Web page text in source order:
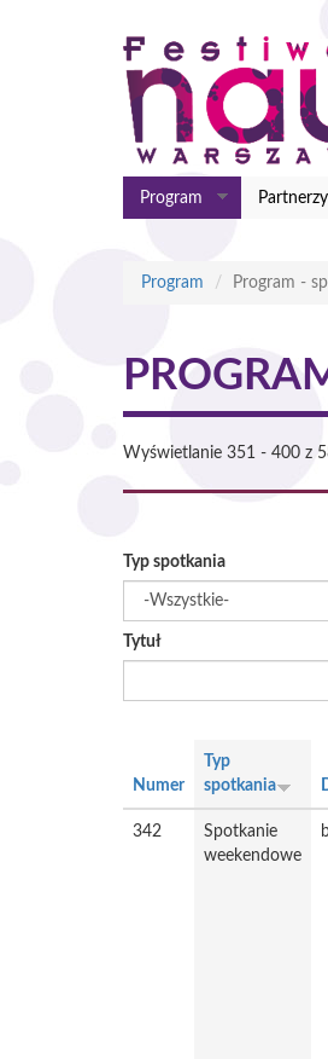
Program
Program Program -
Wyświetlanie 351 - 400 z
Typ spotkania
Tytuł
Numer
Typ
spotkania
342
Spotkanie
weekendowe